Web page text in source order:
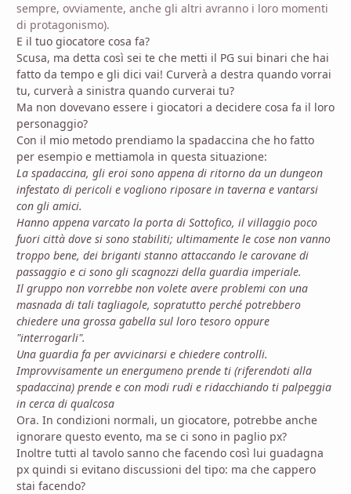
sempre, ovviamente, anche gli altri avranno i loro momenti
di protagonismo).
E il tuo giocatore cosa fa?
Scusa, ma detta così sei te che metti il PG sui binari che hai
fatto da tempo e gli dici vai! Curverà a destra quando vorrai
tu, curverà a sinistra quando curverai tu?
Ma non dovevano essere i giocatori a decidere cosa fa il loro
personaggio?
Con il mio metodo prendiamo la spadaccina che ho fatto
per esempio e mettiamola in questa situazione:
La spadaccina, gli eroi sono appena di ritorno da un dungeon
infestato di pericoli e vogliono riposare in taverna e vantarsi
con gli amici.
Hanno appena varcato la porta di Sottofico, il villaggio poco
fuori città dove si sono stabiliti; ultimamente le cose non vanno
troppo bene, dei briganti stanno attaccando le carovane di
passaggio e ci sono gli scagnozzi della guardia imperiale.
Il gruppo non vorrebbe non volete avere problemi con una
masnada di tali tagliagole, sopratutto perché potrebbero
chiedere una grossa gabella sul loro tesoro oppure
"interrogarli".
Una guardia fa per avvicinarsi e chiedere controlli.
Improvvisamente un energumeno prende ti (riferendoti alla
spadaccina) prende e con modi rudi e ridacchiando ti palpeggia
in cerca di qualcosa
Ora. In condizioni normali, un giocatore, potrebbe anche
ignorare questo evento, ma se ci sono in paglio px?
Inoltre tutti al tavolo sanno che facendo così lui guadagna
px quindi si evitano discussioni del tipo: ma che cappero
stai facendo?